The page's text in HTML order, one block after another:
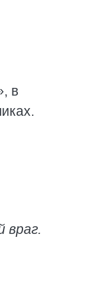
в
враг.